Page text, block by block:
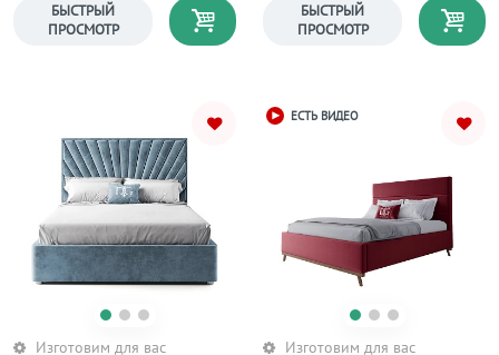
БЫСТРЫЙ
ПРОСМОТР
БЫСТРЫЙ
ПРОСМОТР
Изготовим для вас
ЕСТЬ ВИДЕО
Изготовим для вас